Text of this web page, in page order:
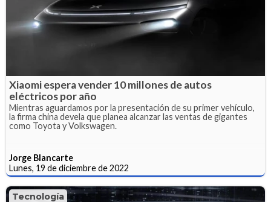
Xiaomi espera vender 10 millones de autos
eléctricos por año
Mientras aguardamos por la presentación de su primer vehículo,
la firma china devela que planea alcanzar las ventas de gigantes
como Toyota y Volkswagen.
Jorge Blancarte
Lunes, 19 de diciembre de 2022
Tecnología